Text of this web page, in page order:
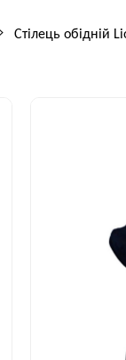
Стілець обідній